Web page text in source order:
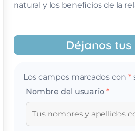
natural y los beneficios de la
Déjanos
Los campos marcados con *
Nombre del usuario *